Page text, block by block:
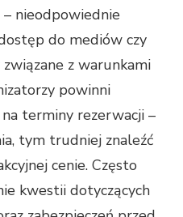
– nieodpowiednie
do mediów czy
z warunkami
powinni
terminy rezerwacji –
tym trudniej znaleźć
cenie. Często
kwestii dotyczących